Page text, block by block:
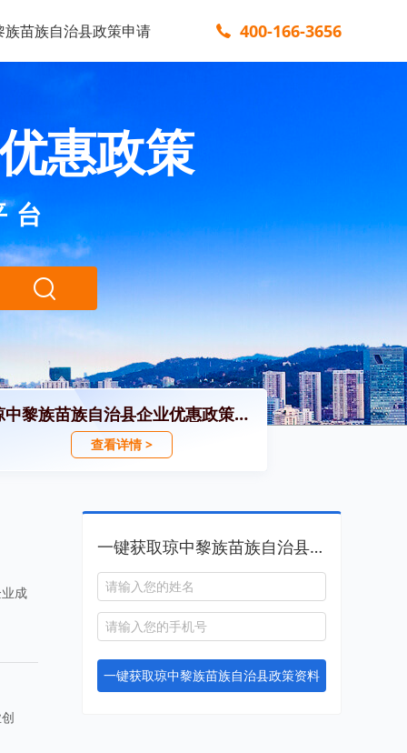
族苗族自治县政策申请 400-166-3656
惠政策
台
琼中黎族苗族自治县企业优惠政策汇编
查看详情 >
成
一键获取琼中黎族苗族自治县政策资料
一键获取琼中黎族苗族自治县政策资料